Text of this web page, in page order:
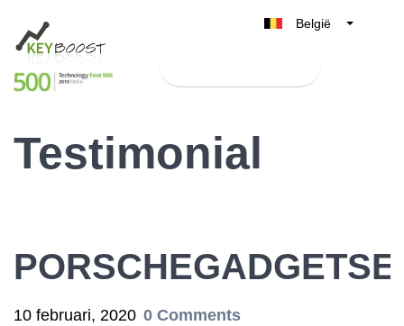
België
Nederland
Testimonial
10 februari, 2020 0 Comments